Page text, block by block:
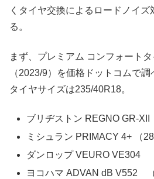
くタイヤ交換によるロードノイ
る。
まず、プレミアム コンフォート
（2023/9）を価格ドットコムで調
タイヤサイズは235/40R18。
ブリヂストン REGNO GR-
ミシュラン PRIMACY 4+ （
ダンロップ VEURO VE304
ヨコハマ ADVAN dB V552 （